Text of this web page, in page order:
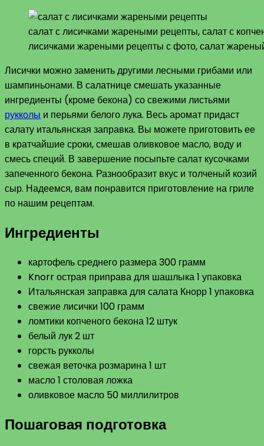
салат с лисичками жареными рецепты, салат с
лисичками жареными рецепты с фото, салат
Лисички можно заменить другими лесными грибами или
шампиньонами. В салатнице смешать указанные
ингредиенты (кроме бекона) со свежими листьями
рукколы и перьями белого лука. Весь аромат придаст
салату итальянская заправка. Вы можете приготовить ее
в кратчайшие сроки, смешав оливковое масло, воду и
смесь специй. В завершение посыпьте салат кусочками
запеченного бекона. Разнообразит вкус и толченый козий
сыр. Надеемся, вам понравится приготовление на гриле
по нашим рецептам.
Ингредиенты
картофель среднего размера 300 грамм
Knorr острая приправа для шашлыка 1 упаковка
Итальянская заправка для салата Кнорр 1 упаковка
свежие лисички 100 грамм
ломтики копченого бекона 12 штук
белый лук 2 шт
горсть рукколы
свежая веточка розмарина 1 шт
масло 1 столовая ложка
оливковое масло 50 миллилитров
Пошаговая подготовка